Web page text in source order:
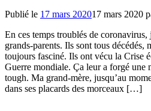
Publié le 17 mars 202017 mars 2020
En ces temps troublés de coronavirus,
grands-parents. Ils sont tous décédés,
toujours fasciné. Ils ont vécu la Crise
Guerre mondiale. Ça leur a forgé une
tough. Ma grand-mère, jusqu’au
dans ses placards des morceaux […]